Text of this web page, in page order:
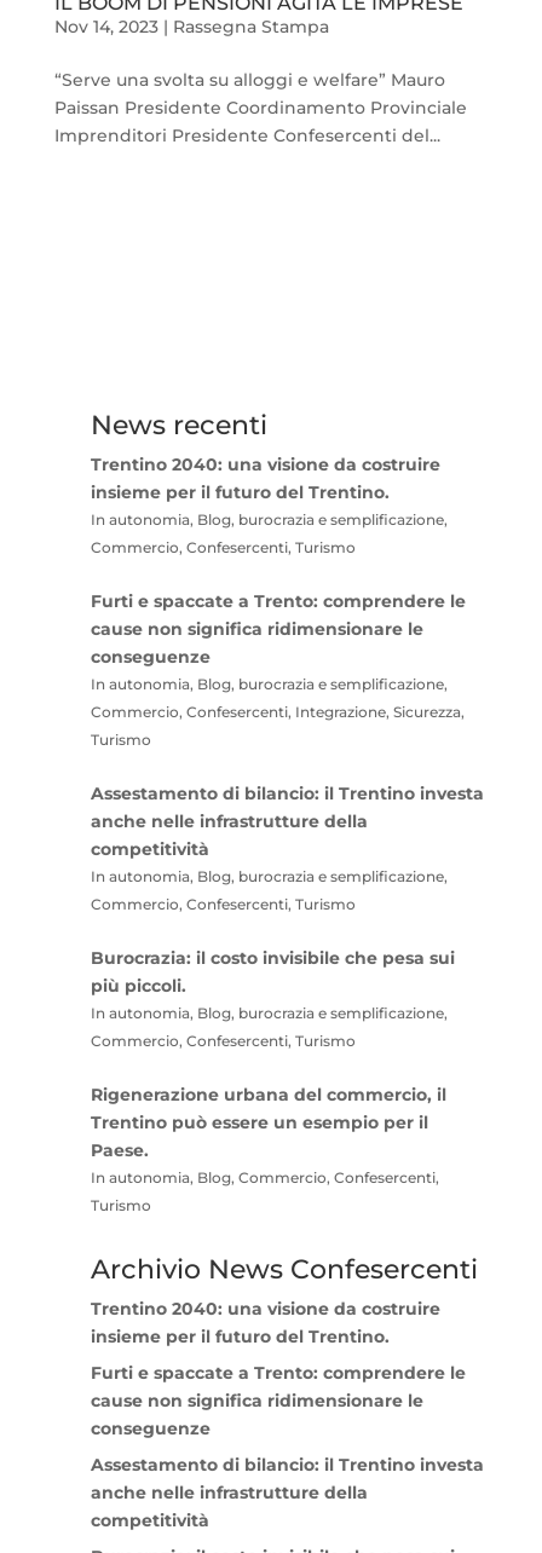
Nov 14, 2023| Rassegna Stampa
“Serve una svolta su alloggi e welfare” Mauro
Paissan Presidente Coordinamento Provinciale
Imprenditori Presidente Confesercenti del...
News recenti
Trentino 2040: una visione da costruire
insieme per il futuro del Trentino.
In autonomia, Blog, burocrazia e semplificazione,
Commercio, Confesercenti, Turismo
Furti e spaccate a Trento: comprendere le
cause non significa ridimensionare le
conseguenze
In autonomia, Blog, burocrazia e semplificazione,
Commercio, Confesercenti, Integrazione, Sicurezza,
Turismo
Assestamento di bilancio: il Trentino investa
anche nelle infrastrutture della
competitività
In autonomia, Blog, burocrazia e semplificazione,
Commercio, Confesercenti, Turismo
Burocrazia: il costo invisibile che pesa sui
più piccoli.
In autonomia, Blog, burocrazia e semplificazione,
Commercio, Confesercenti, Turismo
Rigenerazione urbana del commercio, il
Trentino può essere un esempio per il
Paese.
In autonomia, Blog, Commercio, Confesercenti,
Turismo
Archivio News Confesercenti
Trentino 2040: una visione da costruire
insieme per il futuro del Trentino.
Furti e spaccate a Trento: comprendere le
cause non significa ridimensionare le
conseguenze
Assestamento di bilancio: il Trentino investa
anche nelle infrastrutture della
competitività